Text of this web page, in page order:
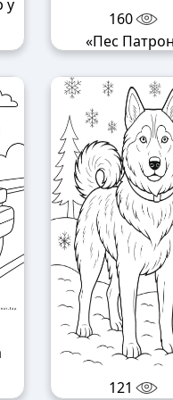
у
160
«Пес
121